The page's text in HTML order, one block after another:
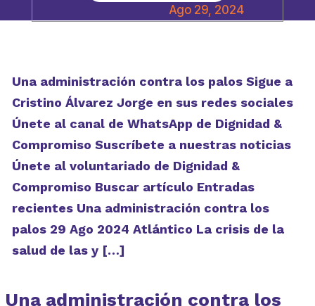
Ago 29, 2024
Una administración contra los palos Sigue a
Cristino Álvarez Jorge en sus redes sociales
Únete al canal de WhatsApp de Dignidad &
Compromiso Suscríbete a nuestras noticias
Únete al voluntariado de Dignidad &
Compromiso Buscar artículo Entradas
recientes Una administración contra los
palos 29 Ago 2024 Atlántico La crisis de la
salud de las y […]
Una administración contra los